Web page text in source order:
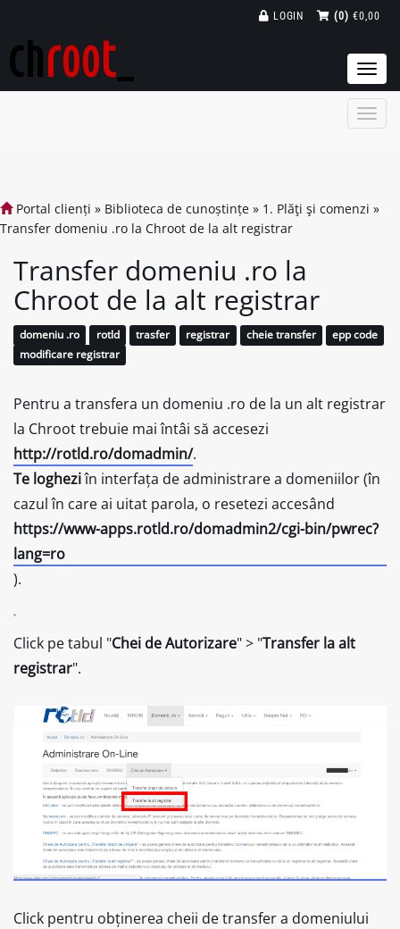
(0) €0,00
LOGIN
Portal clienți » Biblioteca de cunoștințe » 1. Plăţi şi comenzi »
Transfer domeniu .ro la Chroot de la alt registrar
Transfer domeniu .ro la
Chroot de la alt registrar
domeniu .ro rotld trasfer registrar cheie transfer
epp code
modificare registrar
Pentru a transfera un domeniu .ro de la un alt registrar
la Chroot trebuie mai întâi să accesezi
http://rotld.ro/domadmin/.
Te logheziîn interfața de administrare a domeniilor (în
cazul în care ai uitat parola, o resetezi accesând
https://www-apps.rotld.ro/domadmin2/cgi-bin/pwrec?
lang=ro
).
Click pe tabul "Chei de Autorizare" > "Transfer la alt
registrar".
Click pentru obținerea cheii de transfer a domeniului